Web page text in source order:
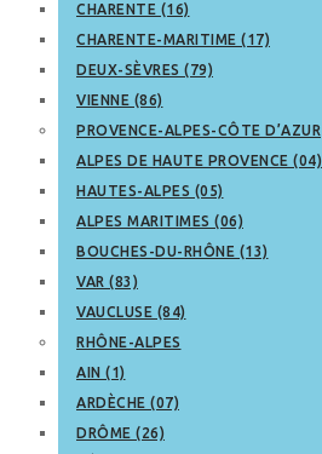
CHARENTE (16)
CHARENTE-MARITIME (17)
DEUX-SÈVRES (79)
VIENNE (86)
PROVENCE-ALPES-CÔTE D’AZUR
ALPES DE HAUTE PROVENCE (04)
HAUTES-ALPES (05)
ALPES MARITIMES (06)
BOUCHES-DU-RHÔNE (13)
VAR (83)
VAUCLUSE (84)
RHÔNE-ALPES
AIN (1)
ARDÈCHE (07)
DRÔME (26)